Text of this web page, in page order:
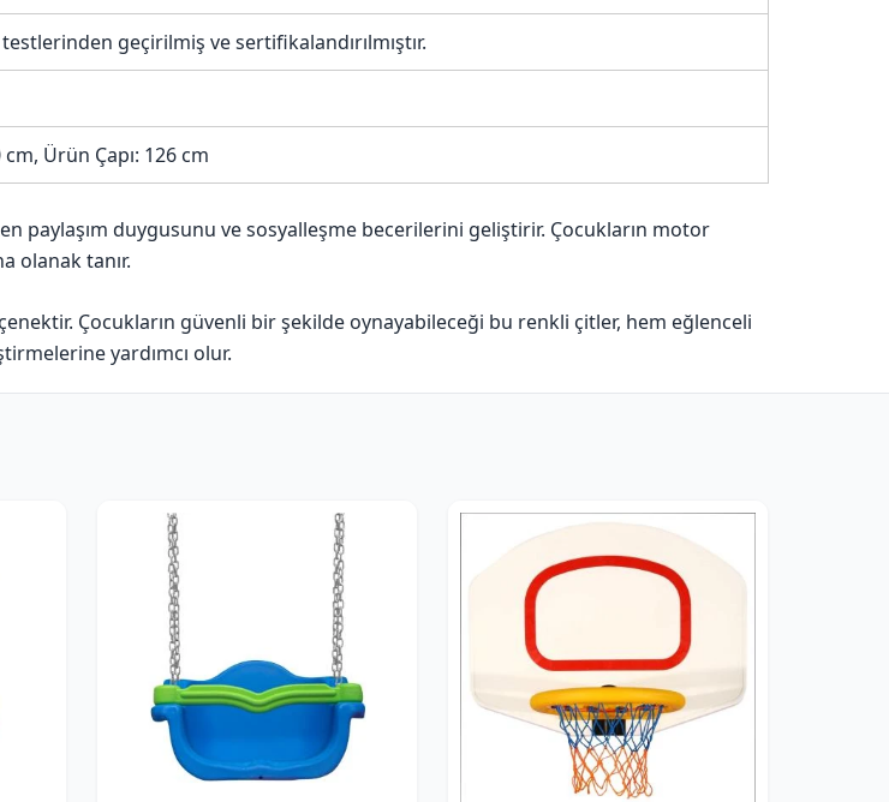
geçirilmiş ve sertifikalandırılmıştır.
Ürün Çapı: 126 cm
paylaşım duygusunu ve sosyalleşme becerilerini geliştirir. Çocukların motor
olanak tanır.
Çocukların güvenli bir şekilde oynayabileceği bu renkli çitler, hem eğlenceli
yardımcı olur.